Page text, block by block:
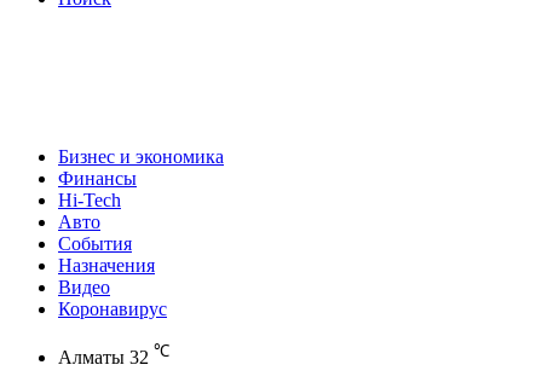
Бизнес и экономика
Финансы
Hi-Tech
Авто
События
Назначения
Видео
Коронавирус
Алматы 32 ℃